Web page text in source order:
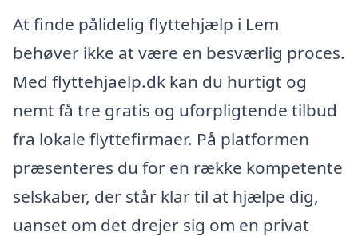
At finde pålidelig flyttehjælp i Lem
behøver ikke at være en besværlig proces.
Med flyttehjaelp.dk kan du hurtigt og
nemt få tre gratis og uforpligtende tilbud
fra lokale flyttefirmaer. På platformen
præsenteres du for en række kompetente
selskaber, der står klar til at hjælpe dig,
uanset om det drejer sig om en privat